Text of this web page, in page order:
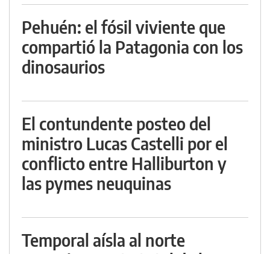
Pehuén: el fósil viviente que
compartió la Patagonia con los
dinosaurios
El contundente posteo del
ministro Lucas Castelli por el
conflicto entre Halliburton y
las pymes neuquinas
Temporal aísla al norte